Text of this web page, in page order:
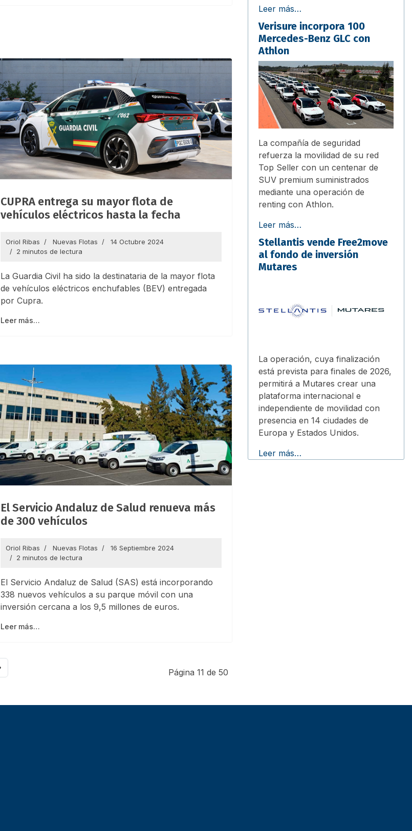
CUPRA entrega su mayor flota de
vehículos eléctricos hasta la fecha
Oriol Ribas Nuevas Flotas
14 Octubre 2024
2 minutos de lectura
La Guardia Civil ha sido la destinataria de la mayor flota
de vehículos eléctricos enchufables (BEV) entregada
por Cupra.
Leer más…
El Servicio Andaluz de Salud renueva más
de 300 vehículos
Oriol Ribas Nuevas Flotas
16 Septiembre 2024
2 minutos de lectura
El Servicio Andaluz de Salud (SAS) está incorporando
338 nuevos vehículos a su parque móvil con una
inversión cercana a los 9,5 millones de euros.
Leer más…
Página 11 de 50
Leer más…
Verisure incorpora 100
Mercedes-Benz GLC con
Athlon
La compañía de seguridad
refuerza la movilidad de su red
Top Seller con un centenar de
SUV premium suministrados
mediante una operación de
renting con Athlon.
Leer más…
Stellantis vende Free2move
al fondo de inversión
Mutares
La operación, cuya finalización
está prevista para finales de 2026,
permitirá a Mutares crear una
plataforma internacional e
independiente de movilidad con
presencia en 14 ciudades de
Europa y Estados Unidos.
Leer más…